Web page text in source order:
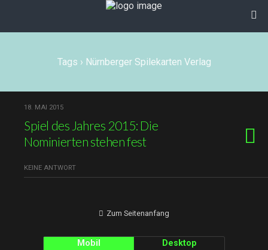
Tags › Nürnberger Spilekarten Verlag
18. MAI 2015
Spiel des Jahres 2015: Die
Nominierten stehen fest
KEINE ANTWORT
Zum Seitenanfang
Mobil Desktop